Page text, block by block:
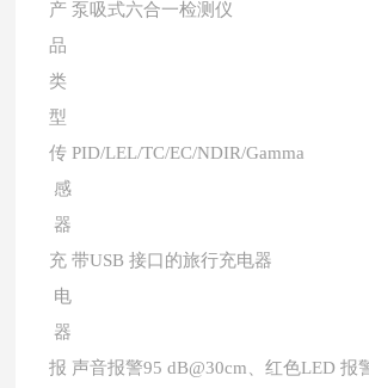
产
品
类
型
泵吸式六合一检测仪
传
感
器
PID/LEL/TC/EC/NDIR/Gamma
充
电
器
带USB 接口的旅行充电器
报 声音报警95 dB@30cm、红色LED 报